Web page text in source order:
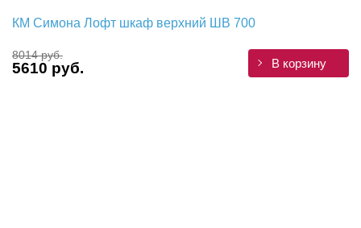
КМ Симона Лофт шкаф верхний ШВ 700
8014 руб.
5610 руб. В корзину